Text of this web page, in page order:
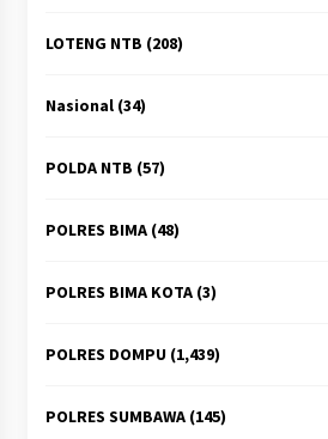
LOTENG NTB (208)
Nasional(34)
POLDA NTB (57)
POLRES BIMA(48)
POLRES BIMA KOTA(3)
POLRES DOMPU(1,439)
POLRES SUMBAWA(145)